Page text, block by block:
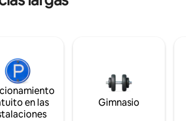
en las
Gimnasio